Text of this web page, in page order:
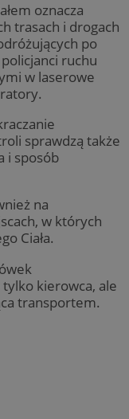
oznacza
trasach i drogach
po
ruchu
w laserowe
sprawdzą także
i sposób
na
w których
Ciała.
kierowca, ale
transportem.